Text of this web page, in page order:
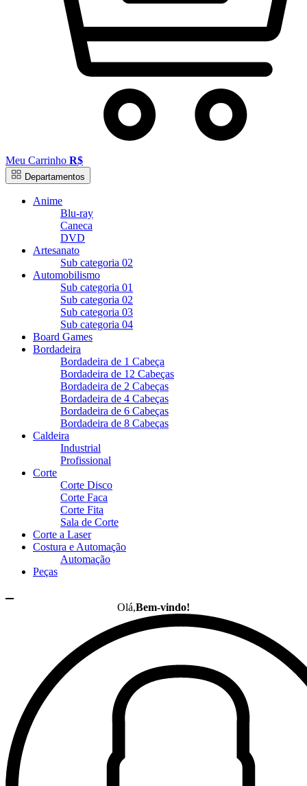
Meu Carrinho R$
Departamentos
Anime
Blu-ray
Caneca
DVD
Artesanato
Sub categoria 02
Automobilismo
Sub categoria 01
Sub categoria 02
Sub categoria 03
Sub categoria 04
Board Games
Bordadeira
Bordadeira de 1 Cabeça
Bordadeira de 12 Cabeças
Bordadeira de 2 Cabeças
Bordadeira de 4 Cabeças
Bordadeira de 6 Cabeças
Bordadeira de 8 Cabeças
Caldeira
Industrial
Profissional
Corte
Corte Disco
Corte Faca
Corte Fita
Sala de Corte
Corte a Laser
Costura e Automação
Automação
Peças
Olá,Bem-vindo!